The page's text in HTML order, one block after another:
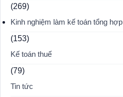
(269)
Kinh nghiệm làm kế toán tổng hợp
(153)
Kế toán thuế
(79)
Tin tức